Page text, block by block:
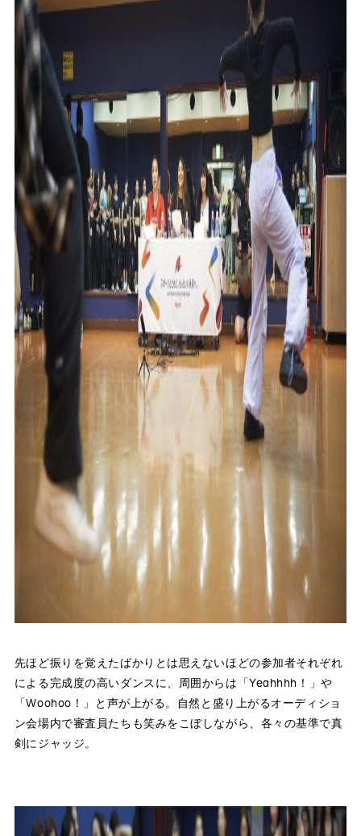
先ほど振りを覚えたばかりとは思えないほどの参加者それぞれ
による完成度の高いダンスに、周囲からは「Yeahhhh！」や
「Woohoo！」と声が上がる。自然と盛り上がるオーディショ
ン会場内で審査員たちも笑みをこぼしながら、各々の基準で真
剣にジャッジ。